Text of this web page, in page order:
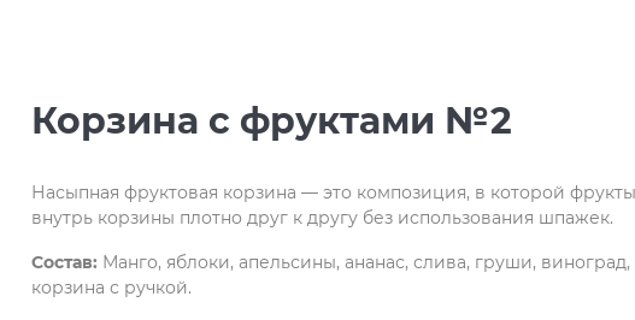
Корзина с фруктами №2
Насыпная фруктовая корзина — это композиция, в которой
внутрь корзины плотно друг к другу без использования шпажек.
Состав: Манго, яблоки, апельсины, ананас, слива, груши,
корзина с ручкой.